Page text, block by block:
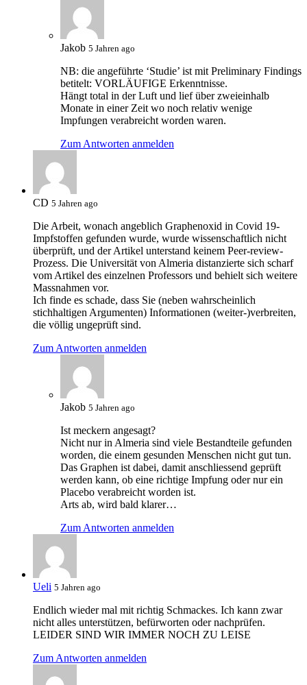
Jakob 5 Jahren ago
NB: die angeführte ‘Studie’ ist mit Preliminary Findings
betitelt: VORLÄUFIGE Erkenntnisse.
Hängt total in der Luft und lief über zweieinhalb
Monate in einer Zeit wo noch relativ wenige
Impfungen verabreicht worden waren.
Zum Antworten anmelden
CD 5 Jahren ago
Die Arbeit, wonach angeblich Graphenoxid in Covid 19-
Impfstoffen gefunden wurde, wurde wissenschaftlich nicht
überprüft, und der Artikel unterstand keinem Peer-review-
Prozess. Die Universität von Almeria distanzierte sich scharf
vom Artikel des einzelnen Professors und behielt sich weitere
Massnahmen vor.
Ich finde es schade, dass Sie (neben wahrscheinlich
stichhaltigen Argumenten) Informationen (weiter-)verbreiten,
die völlig ungeprüft sind.
Zum Antworten anmelden
Jakob 5 Jahren ago
Ist meckern angesagt?
Nicht nur in Almeria sind viele Bestandteile gefunden
worden, die einem gesunden Menschen nicht gut tun.
Das Graphen ist dabei, damit anschliessend geprüft
werden kann, ob eine richtige Impfung oder nur ein
Placebo verabreicht worden ist.
Arts ab, wird bald klarer…
Zum Antworten anmelden
Ueli 5 Jahren ago
Endlich wieder mal mit richtig Schmackes. Ich kann zwar
nicht alles unterstützen, befürworten oder nachprüfen.
LEIDER SIND WIR IMMER NOCH ZU LEISE
Zum Antworten anmelden